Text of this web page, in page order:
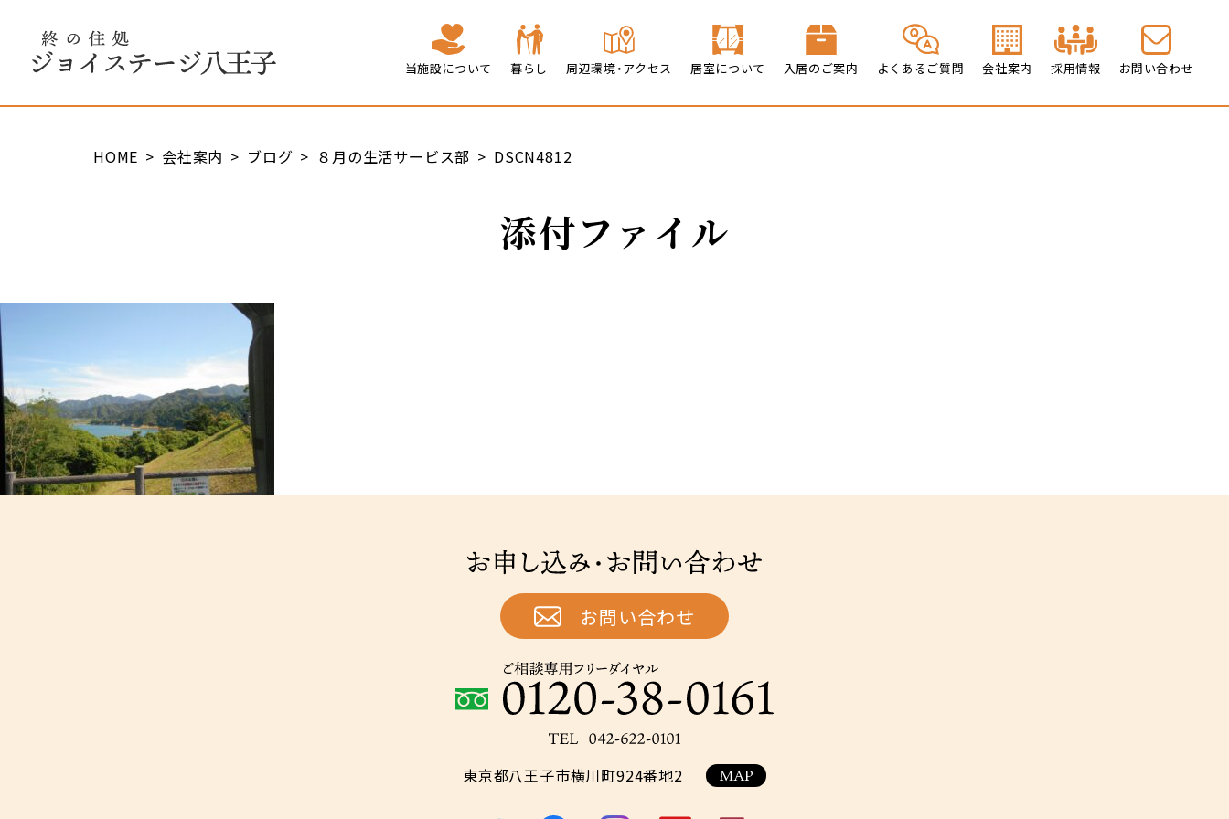
当施設について 暮らし 周辺環境・アクセス 居室について 入居のご案内 よくあるご質問 会社案内 採用情報 お問い合わせ
HOME 会社案内 ブログ ８月の生活サービス部 DSCN4812
添付ファイル
お申し込み・お問い合わせ
お問い合わせ
ご相談専用フリーダイヤル：0120-38-0161
0101
東京都八王子市横川町924番地2